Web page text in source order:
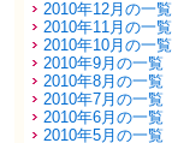
2010年12月の一覧
2010年11月の一覧
2010年10月の一覧
2010年9月の一覧
2010年8月の一覧
2010年7月の一覧
2010年6月の一覧
2010年5月の一覧